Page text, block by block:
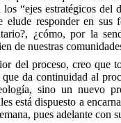
“ejes estratégicos del
elude responder en
¿cómo, por la
de nuestras
del proceso, creo que
da continuidad al
sino un nuevo
está dispuesto a
pues adelante con